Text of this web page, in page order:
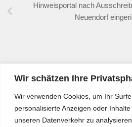
Wir schätzen Ihre
Wir verwenden Cookies, um Ihr
personalisierte Anzeigen oder
unseren Datenverkehr zu
Hinweisportal nach
Neuendorf